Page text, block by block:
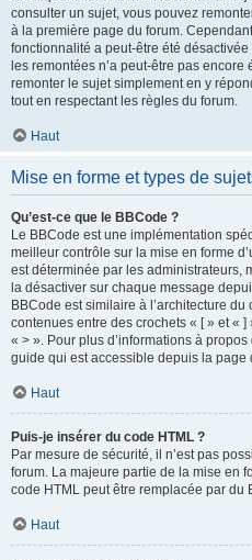
consulter un sujet, vous pouvez
à la première page du forum.
fonctionnalité a peut-être été
les remontées n’a peut-être pas
remonter le sujet simplement en y
tout en respectant les règles du forum.
Haut
Mise en forme et types de
Qu’est-ce que le BBCode ?
Le BBCode est une implémentation
meilleur contrôle sur la mise en forme
est déterminée par les administrateurs,
la désactiver sur chaque message
BBCode est similaire à l’architecture
contenues entre des crochets « [ » et «
« > ». Pour plus d’informations à
guide qui est accessible depuis la page
Haut
Puis-je insérer du code HTML ?
Par mesure de sécurité, il n’est pas
forum. La majeure partie de la mise en
code HTML peut être remplacée par du
Haut